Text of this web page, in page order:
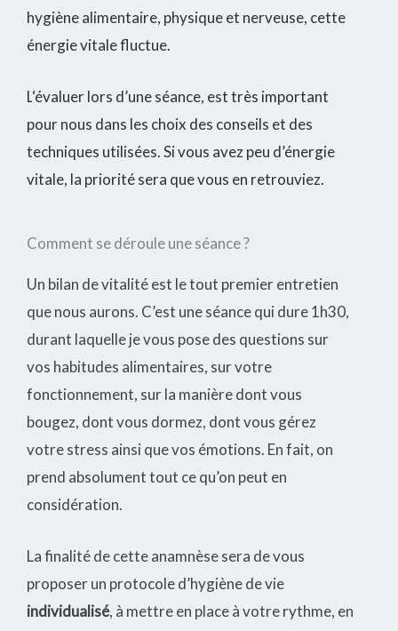
hygiène alimentaire, physique et nerveuse, cette
énergie vitale fluctue.
L‘évaluer lors d’une séance, est très important
pour nous dans les choix des conseils et des
techniques utilisées. Si vous avez peu d’énergie
vitale, la priorité sera que vous en retrouviez.
Comment se déroule une séance ?
Un bilan de vitalité est le tout premier entretien
que nous aurons. C’est une séance qui dure 1h30,
durant laquelle je vous pose des questions sur
vos habitudes alimentaires, sur votre
fonctionnement, sur la manière dont vous
bougez, dont vous dormez, dont vous gérez
votre stress ainsi que vos émotions. En fait, on
prend absolument tout ce qu’on peut en
considération.
La finalité de cette anamnèse sera de vous
proposer un protocole d’hygiène de vie
individualisé, à mettre en place à votre rythme, en